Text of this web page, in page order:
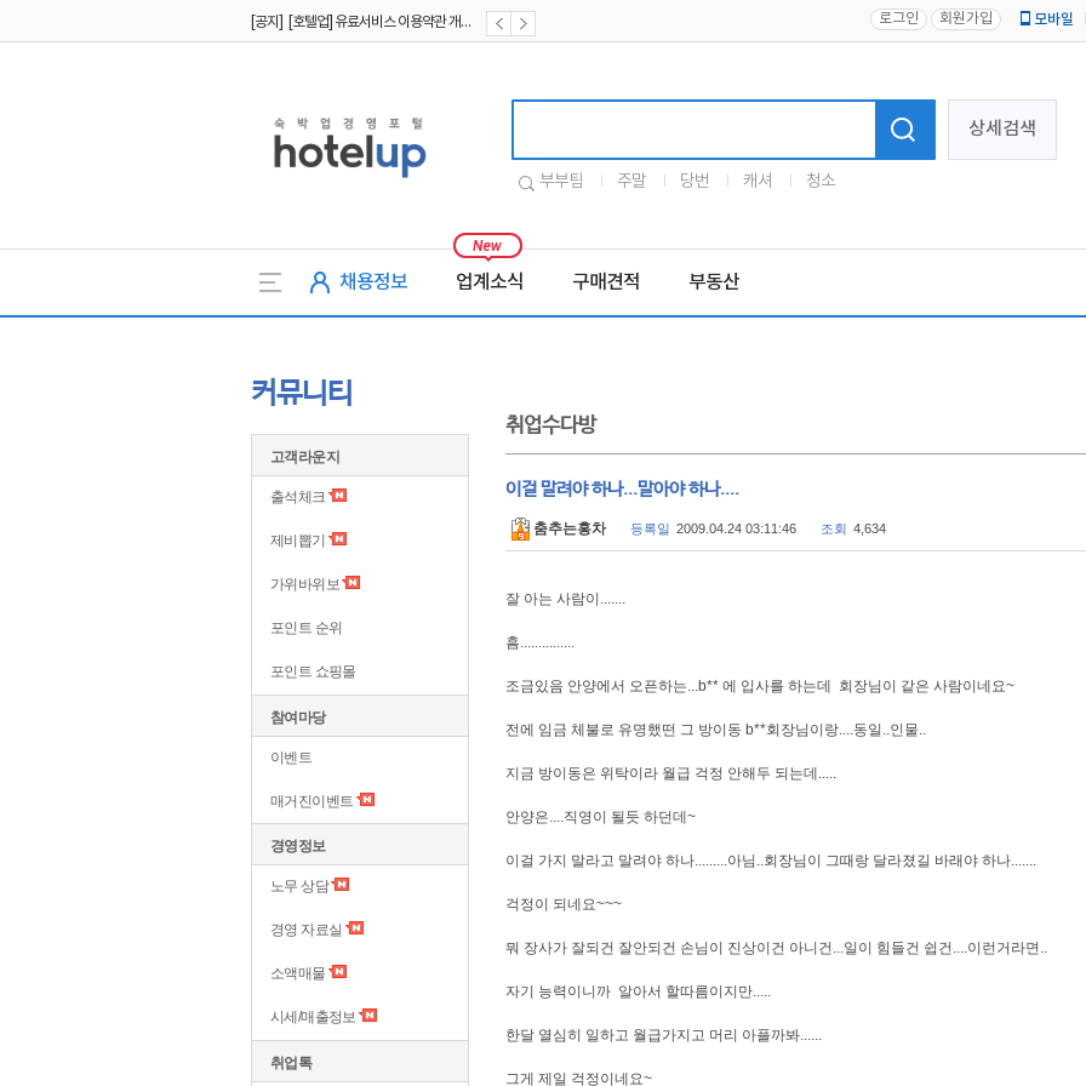
[공지] [호텔업] 개인정보 처리방침 개정본2 (19.09.02) 로그인 회원가입 모바일
상세검색
부부팀 주말 당번 캐셔 청소
채용정보 업계소식 구매견적 부동산
커뮤니티
고객라운지
출석체크
제비뽑기
가위바위보
포인트 순위
포인트 쇼핑몰
참여마당
이벤트
매거진이벤트
경영정보
노무 상담
경영 자료실
소액매물
시세/매출정보
취업톡
취업수다방
이걸 말려야 하나...말아야 하나....
춤추는홍차 등록일 2009.04.24 03:11:46 조회 4,634
잘 아는 사람이.......
흠...............
조금있음 안양에서 오픈하는...b** 에 입사를 하는데 회장님이 같은 사람이네요~
전에 임금 체불로 유명했떤 그 방이동 b**회장님이랑....동일..인물..
지금 방이동은 위탁이라 월급 걱정 안해두 되는데.....
안양은....직영이 될듯 하던데~
이걸 가지 말라고 말려야 하나.........아님..회장님이 그때랑 달라졌길 바래야 하나.......
걱정이 되네요~~~
뭐 장사가 잘되건 잘안되건 손님이 진상이건 아니건...일이 힘들건 쉽건....이런거라면..
자기 능력이니까 알아서 할따름이지만.....
한달 열심히 일하고 월급가지고 머리 아플까봐......
그게 제일 걱정이네요~